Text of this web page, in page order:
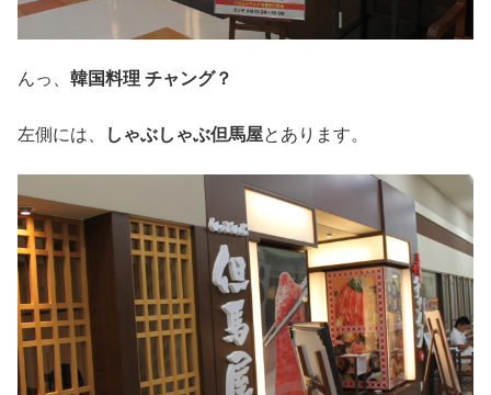
んっ、 韓国料理 チャング？
左側には、 しゃぶしゃぶ但馬屋とあります。